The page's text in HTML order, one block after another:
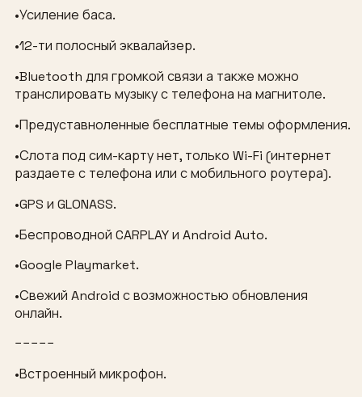
•Усиление баса.
•12-ти полосный эквалайзер.
•Bluetooth для громкой связи а также можно
транслировать музыку с телефона на магнитоле.
•Предуставноленные бесплатные темы оформления.
•Слота под сим-карту нет, только Wi-Fi (интернет
раздаете с телефона или с мобильного роутера).
•GPS и GLONASS.
•Беспроводной CARPLAY и Android Auto.
•Google Playmarket.
•Свежий Android с возможностью обновления
онлайн.
−−−−−
•Встроенный микрофон.